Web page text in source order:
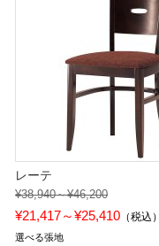
レーテ
¥38,940～¥46,200
¥21,417～¥25,410 （税込）
選べる張地